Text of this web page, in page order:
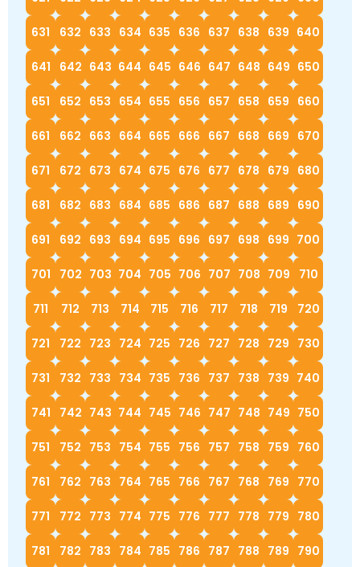
631 632 633 634 635 636 637 638 639 640
641 642 643 644 645 646 647 648 649 650
651 652 653 654 655 656 657 658 659 660
661 662 663 664 665 666 667 668 669 670
671 672 673 674 675 676 677 678 679 680
681 682 683 684 685 686 687 688 689 690
691 692 693 694 695 696 697 698 699 700
701 702 703 704 705 706 707 708 709 710
711 712 713 714 715 716 717 718 719 720
721 722 723 724 725 726 727 728 729 730
731 732 733 734 735 736 737 738 739 740
741 742 743 744 745 746 747 748 749 750
751 752 753 754 755 756 757 758 759 760
761 762 763 764 765 766 767 768 769 770
771 772 773 774 775 776 777 778 779 780
781 782 783 784 785 786 787 788 789 790